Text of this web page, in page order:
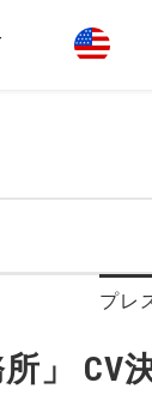
プレ
」 CV